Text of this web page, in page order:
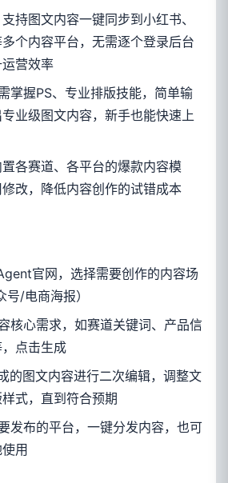
持图文内容一键同步到小红书、
个内容平台，无需逐个登录后台
营效率
掌握PS、专业排版技能，简单输
业级图文内容，新手也能快速上
各赛道、各平台的爆款内容模
改，降低内容创作的试错成本
官网，选择需要创作的内容场
/电商海报）
核心需求，如赛道关键词、产品信
点击生成
的图文内容进行二次编辑，调整文
式，直到符合预期
发布的平台，一键分发内容，也可
用